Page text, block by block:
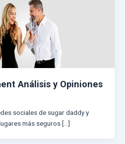
Análisis y Opiniones
sociales de sugar daddy y
más seguros […]